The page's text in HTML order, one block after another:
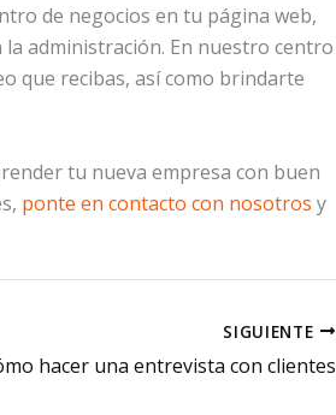
de negocios en tu página web,
administración. En nuestro centro
que recibas, así como brindarte
tu nueva empresa con buen
ponte en contacto con nosotros y
SIGUIENTE
hacer una entrevista con clientes